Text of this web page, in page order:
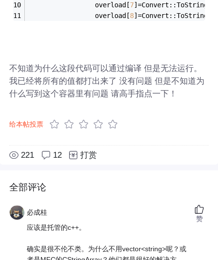
				 overload[
7
				 overload[
8
不知道为什么这段代码可以通过编译 但是无法运行。
我已经将所有的值都打出来了 没有问题 但是不知道为
什么写到这个容器里有问题 请高手指点一下！
给本帖投票
221 12 打赏
全部评论
必成桂
应该是托管的c++。
确实是很不伦不类。为什么不用vector<string>呢？或
赞